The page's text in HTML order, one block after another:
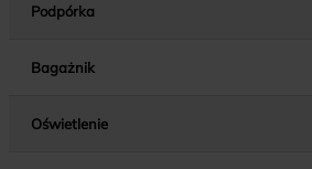
Podpórka
Bagażnik
Oświetlenie